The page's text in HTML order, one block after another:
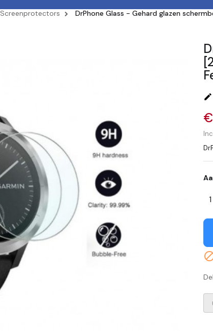
Screenprotectors DrPhone Glass - Gehard glazen
